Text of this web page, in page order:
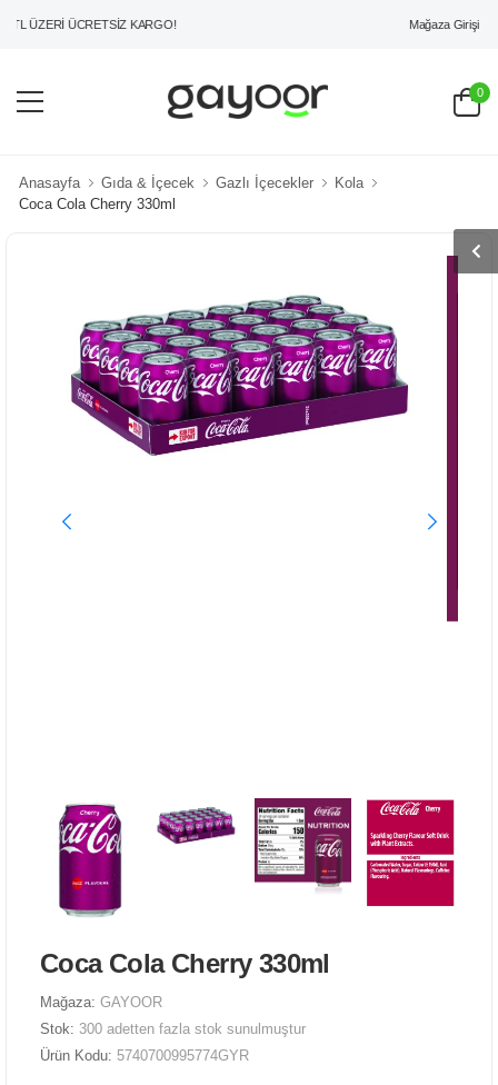
ÜZERİ ÜCRETSİZ KARGO! Mağaza Girişi
0
Anasayfa Gıda & İçecek Gazlı İçecekler
Kola
Coca Cola Cherry 330ml
Coca Cola Cherry 330ml
Mağaza: GAYOOR
Stok: 300 adetten fazla stok sunulmuştur
Ürün Kodu: 5740700995774GYR